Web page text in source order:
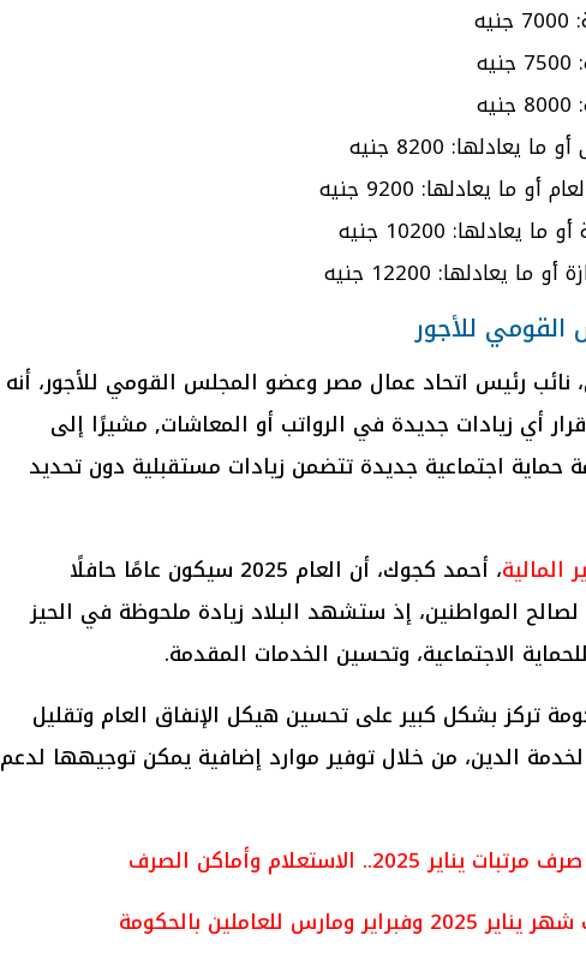
يعادلها: 8200 جنيه
ما يعادلها: 9200 جنيه
يعادلها: 10200 جنيه
يعادلها: 12200 جنيه
للأجور
نائب رئيس اتحاد عمال مصر وعضو المجلس القومي للأجور، أنه
أي زيادات جديدة في الرواتب أو المعاشات, مشيرًا إلى
حماية اجتماعية جديدة تتضمن زيادات مستقبلية دون تحديد
المالية
، أحمد كجوك، أن العام 2025 سيكون عامًا حافلًا
لصالح المواطنين، إذ ستشهد البلاد زيادة ملحوظة في الحيز
الاجتماعية، وتحسين الخدمات المقدمة.
تركز بشكل كبير على تحسين هيكل الإنفاق العام وتقليل
الدين، من خلال توفير موارد إضافية يمكن توجيهها لدعم
يناير 2025.. الاستعلام وأماكن الصرف
للعاملين بالحكومة